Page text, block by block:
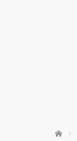
ホーム